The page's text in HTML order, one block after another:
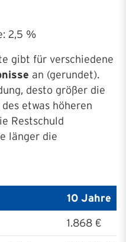
2,5 %
gibt für verschiedene
an (gerundet).
desto größer die
etwas höheren
Restschuld
länger die
10 Jahre
1.868 €